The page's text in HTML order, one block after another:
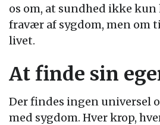
os om, at sundhed ikke
fravær af sygdom, men om
livet.
At finde sin
Der findes ingen universel
med sygdom. Hver krop,